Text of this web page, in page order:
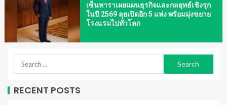
เซ็นทาราเผยแผนธุรกิจและกลยุทธ์เชิงรุก
ในปี 2569 ลุยเปิดอีก 5 แห่ง พร้อมมุ่งขยาย
โรงแรมไปทั่วโลก
RECENT POSTS